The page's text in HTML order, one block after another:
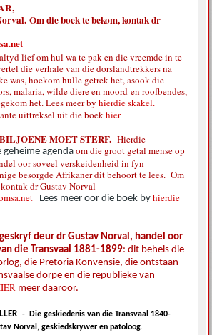
Om die boek te bekom, kontak dr
lief om hul wa te pak en die vreemde in te
die verhale van die dorslandtrekkers na
was, hoekom hulle getrek het, asook die
malaria, wilde diere en moord-en roofbendes,
het. Lees meer byhierdie skakel.
uittreksel uit die boekhier
BILJOENE MOET STERF.Hierdie
geheime agendaom die groot getal mense op
oor soveel verskeidenheid in fyn
besorgde Afrikaner dit behoort te lees. Om
dr Gustav Norval
Lees meer oor die boek byhierdie
deur dr Gustav Norval, handel oor
die Transvaal 1881-1899: dit behels die
die Pretoria Konvensie, die ontstaan
dorpe en die republieke van
meer daaroor.
-Die geskiedenis van die Transvaal 1840-
Norval, geskiedskrywer en patoloog.